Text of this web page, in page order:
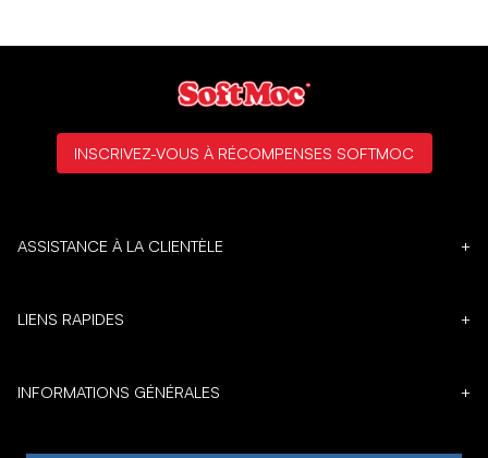
ASSISTANCE À LA CLIENTÈLE +
LIENS RAPIDES +
INFORMATIONS GÉNÉRALES +
INSCRIVEZ-VOUS À RÉCOMPENSES SOFTMOC